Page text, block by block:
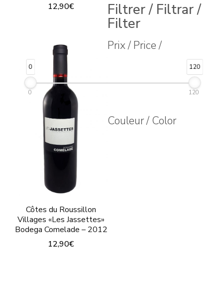
12,90€
Côtes du Roussillon
Villages «Les Jassettes»
Bodega Comelade – 2012
12,90€
Filtrer / Filtrar /
Filter
Prix / Price /
0 120
0 120
Couleur / Color